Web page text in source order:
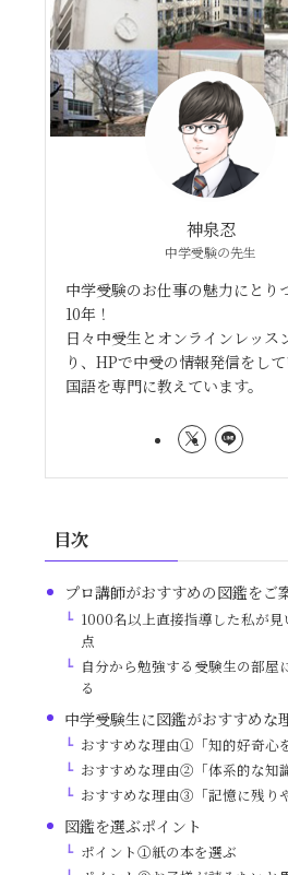
神泉忍
中学受験の先生
中学受験のお仕事の魅力にとり
10年！
日々中受生とオンラインレッス
り、HPで中受の情報発信をして
国語を専門に教えています。
目次
プロ講師がおすすめの図鑑をご
1000名以上直接指導した私が
点
自分から勉強する受験生の部屋
る
中学受験生に図鑑がおすすめな
おすすめな理由①「知的好奇心
おすすめな理由②「体系的な知
おすすめな理由③「記憶に残り
図鑑を選ぶポイント
ポイント①紙の本を選ぶ